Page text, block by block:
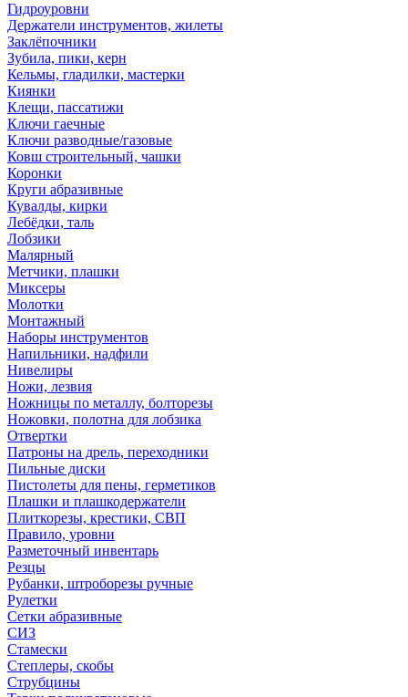
Гидроуровни
Держатели инструментов, жилеты
Заклёпочники
Зубила, пики, керн
Кельмы, гладилки, мастерки
Киянки
Клещи, пассатижи
Ключи гаечные
Ключи разводные/газовые
Ковш строительный, чашки
Коронки
Круги абразивные
Кувалды, кирки
Лебёдки, таль
Лобзики
Малярный
Метчики, плашки
Миксеры
Молотки
Монтажный
Наборы инструментов
Напильники, надфили
Нивелиры
Ножи, лезвия
Ножницы по металлу, болторезы
Ножовки, полотна для лобзика
Отвертки
Патроны на дрель, переходники
Пильные диски
Пистолеты для пены, герметиков
Плашки и плашкодержатели
Плиткорезы, крестики, СВП
Правило, уровни
Разметочный инвентарь
Резцы
Рубанки, штроборезы ручные
Рулетки
Сетки абразивные
СИЗ
Стамески
Степлеры, скобы
Струбцины